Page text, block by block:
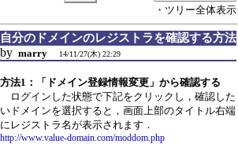
・ツリー全体表示
自分のドメインのレジストラを確認する方法
by marry 14/11/27(木) 22:29
方法1：「ドメイン登録情報変更」から確認する
ログインした状態で下記をクリックし，確認した
いドメインを選択すると，画面上部のタイトル右端
にレジストラ名が表示されます．
http://www.value-domain.com/moddom.php